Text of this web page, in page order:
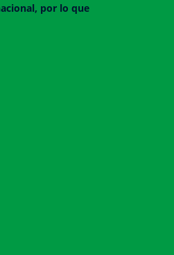
por lo que